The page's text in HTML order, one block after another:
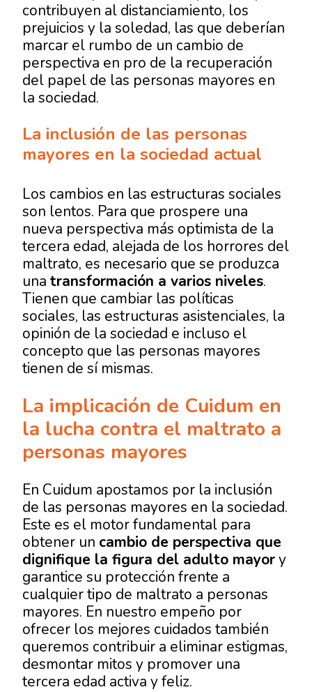
contribuyen al distanciamiento, los
prejuicios y la soledad, las que deberían
marcar el rumbo de un cambio de
perspectiva en pro de la recuperación
del papel de las personas mayores en
la sociedad.
La inclusión de las personas
mayores en la sociedad actual
Los cambios en las estructuras sociales
son lentos. Para que prospere una
nueva perspectiva más optimista de la
tercera edad, alejada de los horrores del
maltrato, es necesario que se produzca
unatransformación a varios niveles.
Tienen que cambiar las políticas
sociales, las estructuras asistenciales, la
opinión de la sociedad e incluso el
concepto que las personas mayores
tienen de sí mismas.
La implicación de Cuidum en
la lucha contra el maltrato a
personas mayores
En Cuidum apostamos por la inclusión
de las personas mayores en la sociedad.
Este es el motor fundamental para
obtener un cambio de perspectiva que
dignifique la figura del adulto mayory
garantice su protección frente a
cualquier tipo de maltrato a personas
mayores. En nuestro empeño por
ofrecer los mejores cuidados también
queremos contribuir a eliminar estigmas,
desmontar mitos y promover una
tercera edad activa y feliz.